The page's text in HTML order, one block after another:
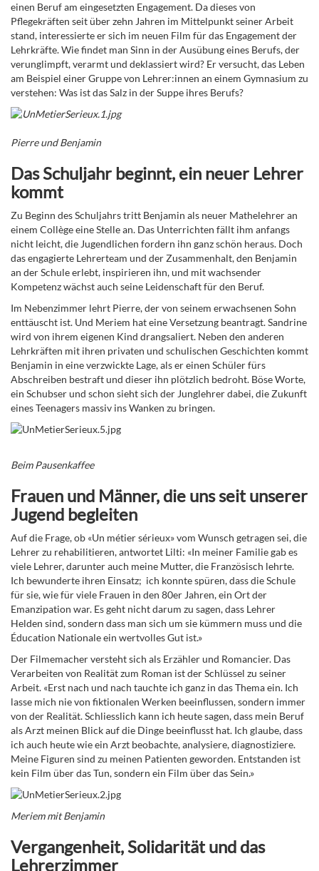
einen Beruf am eingesetzten Engagement. Da dieses von
Pflegekräften seit über zehn Jahren im Mittelpunkt seiner Arbeit
stand, interessierte er sich im neuen Film für das Engagement der
Lehrkräfte. Wie findet man Sinn in der Ausübung eines Berufs, der
verunglimpft, verarmt und deklassiert wird? Er versucht, das Leben
am Beispiel einer Gruppe von Lehrer:innen an einem Gymnasium zu
verstehen: Was ist das Salz in der Suppe ihres Berufs?
Pierre und Benjamin
Das Schuljahr beginnt, ein neuer Lehrer
kommt
Zu Beginn des Schuljahrs tritt Benjamin als neuer Mathelehrer an
einem Collège eine Stelle an. Das Unterrichten fällt ihm anfangs
nicht leicht, die Jugendlichen fordern ihn ganz schön heraus. Doch
das engagierte Lehrerteam und der Zusammenhalt, den Benjamin
an der Schule erlebt, inspirieren ihn, und mit wachsender
Kompetenz wächst auch seine Leidenschaft für den Beruf.
Im Nebenzimmer lehrt Pierre, der von seinem erwachsenen Sohn
enttäuscht ist. Und Meriem hat eine Versetzung beantragt. Sandrine
wird von ihrem eigenen Kind drangsaliert. Neben den anderen
Lehrkräften mit ihren privaten und schulischen Geschichten kommt
Benjamin in eine verzwickte Lage, als er einen Schüler fürs
Abschreiben bestraft und dieser ihn plötzlich bedroht. Böse Worte,
ein Schubser und schon sieht sich der Junglehrer dabei, die Zukunft
eines Teenagers massiv ins Wanken zu bringen.
Beim Pausenkaffee
Frauen und Männer, die uns seit unserer
Jugend begleiten
Auf die Frage, ob «Un métier sérieux» vom Wunsch getragen sei, die
Lehrer zu rehabilitieren, antwortet Lilti: «In meiner Familie gab es
viele Lehrer, darunter auch meine Mutter, die Französisch lehrte.
Ich bewunderte ihren Einsatz; ich konnte spüren, dass die Schule
für sie, wie für viele Frauen in den 80er Jahren, ein Ort der
Emanzipation war. Es geht nicht darum zu sagen, dass Lehrer
Helden sind, sondern dass man sich um sie kümmern muss und die
Éducation Nationale ein wertvolles Gut ist.»
Der Filmemacher versteht sich als Erzähler und Romancier. Das
Verarbeiten von Realität zum Roman ist der Schlüssel zu seiner
Arbeit. «Erst nach und nach tauchte ich ganz in das Thema ein. Ich
lasse mich nie von fiktionalen Werken beeinflussen, sondern immer
von der Realität. Schliesslich kann ich heute sagen, dass mein Beruf
als Arzt meinen Blick auf die Dinge beeinflusst hat. Ich glaube, dass
ich auch heute wie ein Arzt beobachte, analysiere, diagnostiziere.
Meine Figuren sind zu meinen Patienten geworden. Entstanden ist
kein Film über das Tun, sondern ein Film über das Sein.»
Meriem mit Benjamin
Vergangenheit, Solidarität und das
Lehrerzimmer